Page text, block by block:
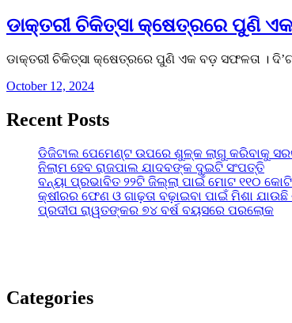
ଡାକ୍ତରୀ ଚିକିତ୍ସା କ୍ଷେତ୍ରରେ ପୁଣି
ଡାକ୍ତରୀ ଚିକିତ୍ସା କ୍ଷେତ୍ରରେ ପୁଣି ଏକ ବଡ଼ ସଫଳତା ।
October 12, 2024
Recent Posts
ଡିଜିଟାଲ ପେମେଣ୍ଟ ଉପରେ ଶୁଳ୍କ ଲାଗୁ କରିବାକୁ
ନିଲାମ ହେବ ରାଜପାଲ ଯାଦବଙ୍କ ଦୁଇଟି ସଂପତ୍ତି
ବନ୍ୟା ପ୍ରଭାବିତ ୨୨ଟି ଜିଲ୍ଲା ପାଇଁ ମୋଟ ୧୧୦
କ୍ଷୀରର ଫେଣ ଓ ଗାଢ଼ତା ବଢ଼ାଇବା ପାଇଁ ମିଶା ଯାଉଛି
ପ୍ରଦୀପ ରାୱତଙ୍କର ୭୪ ବର୍ଷ ବୟସରେ ପରଲୋକ
Categories